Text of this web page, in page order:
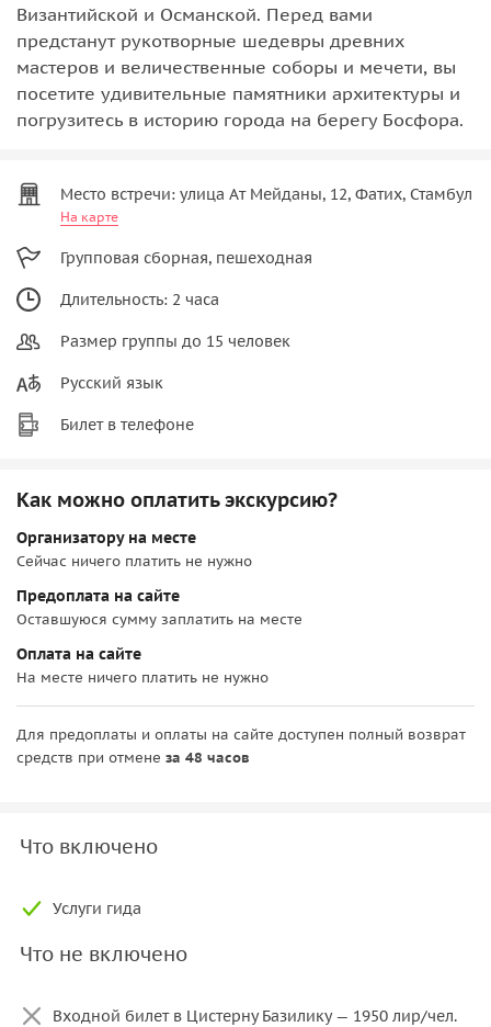
Византийской и Османской. Перед вами
предстанут рукотворные шедевры древних
мастеров и величественные соборы и мечети, вы
посетите удивительные памятники архитектуры и
погрузитесь в историю города на берегу Босфора.
Место встречи: улица Ат Мейданы, 12, Фатих, Стамбул
На карте
Групповая сборная, пешеходная
Длительность: 2 часа
Размер группы до 15 человек
Русский язык
Билет в телефоне
Как можно оплатить экскурсию?
Организатору на месте
Сейчас ничего платить не нужно
Предоплата на сайте
Оставшуюся сумму заплатить на месте
Оплата на сайте
На месте ничего платить не нужно
Для предоплаты и оплаты на сайте доступен полный возврат
средств при отмене за 48 часов
Что включено
Услуги гида
Что не включено
Входной билет в Цистерну Базилику — 1950 лир/чел.